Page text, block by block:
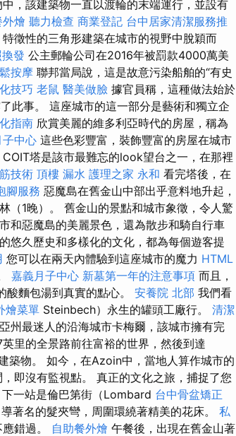
，該建築物一直以渡輪的末端運行，並設有
外燴 聽力檢查 商業登記 台中居家清潔服務推
徵性的三角形建築在城市的視野中脫穎而
發 公主郵輪公司在2016年被罰款4000萬美
按摩 聯邦當局說，這是故意污染船舶的“有史
技巧 老鼠 醫美做臉 據官員稱，這種做法始於
此事。 這座城市的這一部分是藝術和獨立企
指南 欣賞美麗的維多利亞時代的房屋，稱為
子中心 這些色彩豐富，裝飾豐富的房屋在城市
COIT塔是該市最難忘的look望台之一，在那裡
技術 頂樓 漏水 護理之家 永和 看完塔後，在
腳服務 惡魔島在舊金山中部出乎意料地升起，
（1晚）。 舊金山的景點和城市象徵，令人驚
和惡魔島的美麗景色，還為散步和騎自行車
悠久歷史和多樣化的文化，都為每個遊客提
您可以在兩天內體驗到這座城市的魔力 HTML
嘉義月子中心 新墓第一年的注意事項 而且，
麵包湯到真實的點心。 安養院 北部 我們看
燴菜單 Steinbech）永生的罐頭工廠行。 清潔
州最迷人的沿海城市卡梅爾，該城市擁有完
英里的全景路前往富裕的世界，然後到達
築物。 如今，在Azoin中，當地人算作城市的
即沒有監視點。 真正的文化之旅，捕捉了您
下一站是倫巴第街（Lombard 台中骨盆矯正
著名的髮夾彎，周圍環繞著精美的花床。 私
錯過。 自助餐外燴 午餐後，出現在舊金山著